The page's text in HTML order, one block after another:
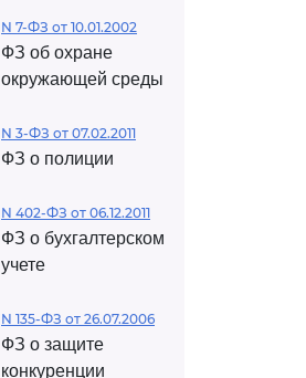
N 7-ФЗ от 10.01.2002
ФЗ об охране
окружающей среды
N 3-ФЗ от 07.02.2011
ФЗ о полиции
N 402-ФЗ от 06.12.2011
ФЗ о бухгалтерском
учете
N 135-ФЗ от 26.07.2006
ФЗ о защите
конкуренции